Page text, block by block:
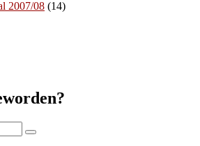
2007/08 (14)
Suchen